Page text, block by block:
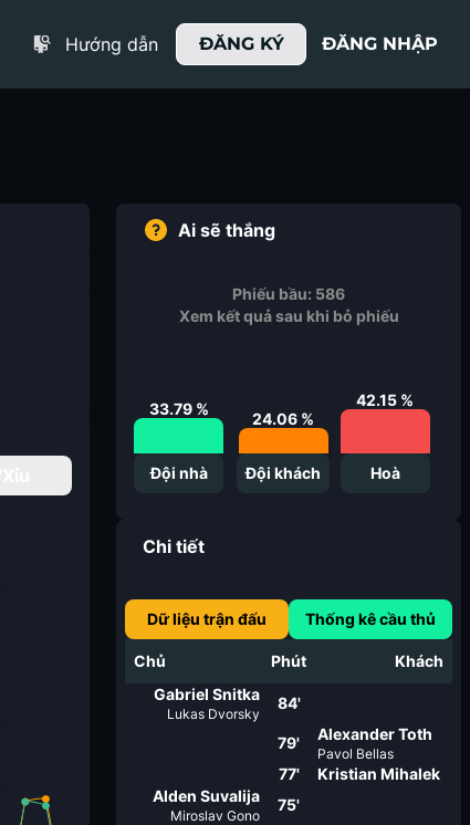
Hướng dẫn ĐĂNG KÝ ĐĂNG NHẬP
Ai sẽ thắng
Phiếu bầu: 586
Xem kết quả sau khi bỏ phiếu
33.79%
Đội nhà
24.06 %
Đội khách
42.15 %
Hoà
Chi tiết
Dữ liệu trận đấu Thống kê cầu thủ
Chủ Phút
Khách
Gabriel Snitka
Lukas Dvorsky
84'
79' Alexander Toth
Pavol Bellas
77'
Kristian Mihalek
Alden Suvalija
Miroslav Gono
75'